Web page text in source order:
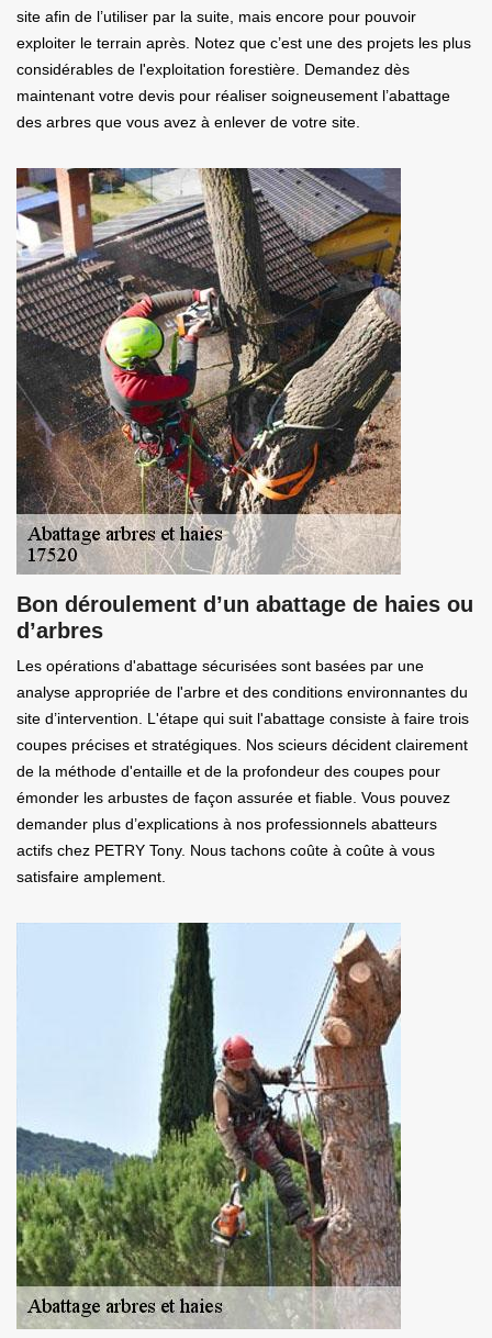
site afin de l’utiliser par la suite, mais encore pour pouvoir
exploiter le terrain après. Notez que c’est une des projets les plus
considérables de l'exploitation forestière. Demandez dès
maintenant votre devis pour réaliser soigneusement l’abattage
des arbres que vous avez à enlever de votre site.
Bon déroulement d’un abattage de haies ou
d’arbres
Les opérations d'abattage sécurisées sont basées par une
analyse appropriée de l'arbre et des conditions environnantes du
site d’intervention. L'étape qui suit l'abattage consiste à faire trois
coupes précises et stratégiques. Nos scieurs décident clairement
de la méthode d'entaille et de la profondeur des coupes pour
émonder les arbustes de façon assurée et fiable. Vous pouvez
demander plus d’explications à nos professionnels abatteurs
actifs chez PETRY Tony. Nous tachons coûte à coûte à vous
satisfaire amplement.